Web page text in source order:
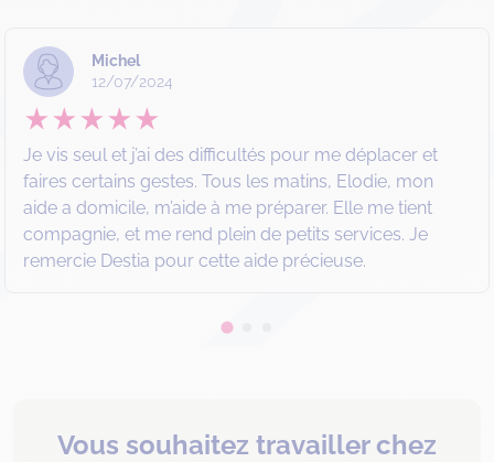
Michel
12/07/2024
Je vis seul et j’ai des difficultés pour me déplacer et
faires certains gestes. Tous les matins, Elodie, mon
aide a domicile, m’aide à me préparer. Elle me tient
compagnie, et me rend plein de petits services. Je
remercie Destia pour cette aide précieuse.
Vous souhaitez travailler chez